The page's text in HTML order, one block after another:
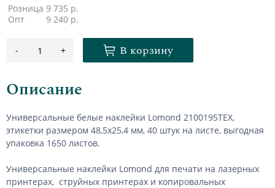
Розница 9 735 р.
Опт
9 240 р.
- 1 + В корзину
Описание
Универсальные белые наклейки Lomond 2100195ТЕХ,
этикетки размером 48,5х25,4 мм, 40 штук на листе, выгодная
упаковка 1650 листов.
Универсальные наклейки Lomond для печати на лазерных
принтерах, струйных принтерах и копировальных